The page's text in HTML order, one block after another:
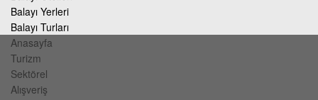
Balayı Yerleri
Balayı Turları
Anasayfa
Turizm
Sektörel
Alışveriş